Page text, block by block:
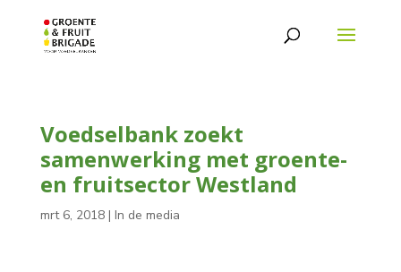
Voedselbank zoekt
samenwerking met groente-
en fruitsector Westland
mrt 6, 2018| In de media